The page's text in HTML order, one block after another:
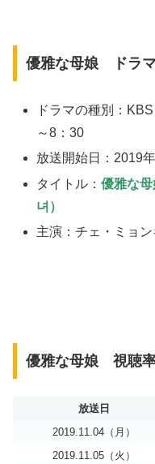
優雅な母娘 ドラ
ドラマの種別：
～8：30
放送開始日：2019
タイトル：優雅な
녀）
主演：チェ・ミョ
優雅な母娘 視聴
放送日
2019.11.04（月）
2019.11.05（火）